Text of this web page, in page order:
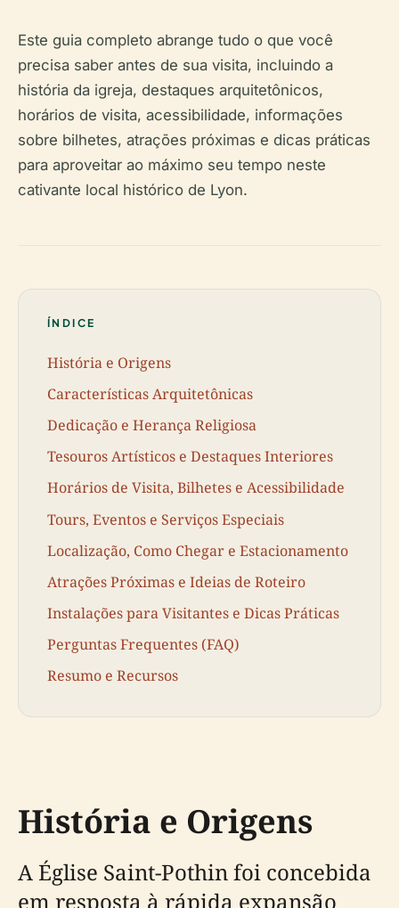
Este guia completo abrange tudo o que você
precisa saber antes de sua visita, incluindo a
história da igreja, destaques arquitetônicos,
horários de visita, acessibilidade, informações
sobre bilhetes, atrações próximas e dicas práticas
para aproveitar ao máximo seu tempo neste
cativante local histórico de Lyon.
ÍNDICE
História e Origens
Características Arquitetônicas
Dedicação e Herança Religiosa
Tesouros Artísticos e Destaques Interiores
Horários de Visita, Bilhetes e Acessibilidade
Tours, Eventos e Serviços Especiais
Localização, Como Chegar e Estacionamento
Atrações Próximas e Ideias de Roteiro
Instalações para Visitantes e Dicas Práticas
Perguntas Frequentes (FAQ)
Resumo e Recursos
História e Origens
A Église Saint-Pothin foi concebida
em resposta à rápida expansão